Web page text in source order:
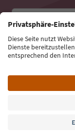
E-Mail Adresse